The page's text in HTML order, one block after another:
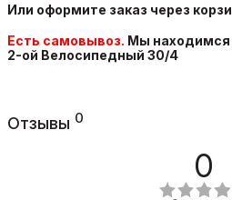
Или оформите заказ через
Есть самовывоз. Мы находимся
2-ой Велосипедный 30/4
Отзывы 0
0